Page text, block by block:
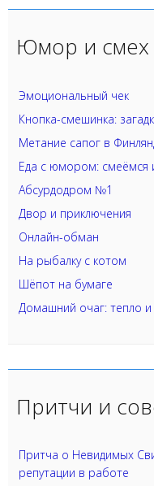
Юмор и смех
Эмоциональный чек
Кнопка-смешинка:
Метание сапог в
Еда с юмором: смеёмся
Абсурдодром №1
Двор и приключения
Онлайн-обман
На рыбалку с котом
Шёпот на бумаге
Домашний очаг: тепло и
Притчи и
Притча о Невидимых
репутации в работе